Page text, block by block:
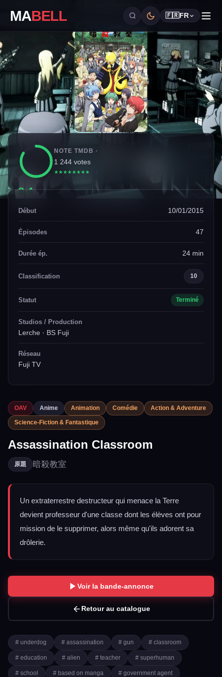
MABELL 🇫🇷 FR
Assassination Classroom
8.4
NOTE TMDB ·
1 244 votes
★★★★★★★★
Début 10/01/2015
Épisodes 47
Durée ép. 24 min
Classification 10
Statut Terminé
Studios / Production
Lerche · BS Fuji
Réseau
Fuji TV
OAV Anime Animation Comédie Action & Adventure
Science-Fiction & Fantastique
Assassination Classroom
原題 暗殺教室
Un extraterrestre destructeur qui menace la Terre
devient professeur d'une classe dont les élèves ont pour
mission de le supprimer, alors même qu'ils adorent sa
drôlerie.
Voir la bande-annonce
Retour au catalogue
# underdog # assassination # gun # classroom
# education # alien # teacher # superhuman
# school # based on manga # government agent